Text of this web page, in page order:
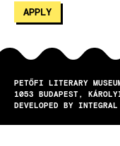
PETŐFI LITERARY
1053
BUDAPEST
DEVELOPED BY